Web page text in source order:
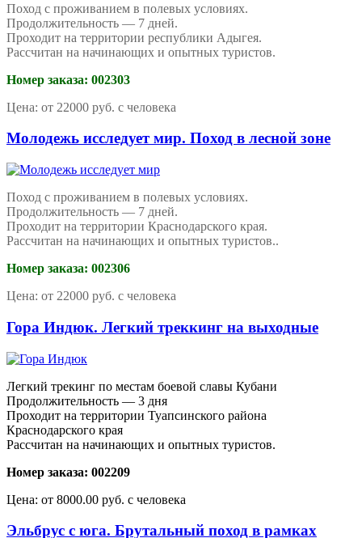
Поход с проживанием в полевых условиях.
Продолжительность — 7 дней.
Проходит на территории республики Адыгея.
Рассчитан на начинающих и опытных туристов.
Номер заказа: 002303
Цена: от 22000 руб. с человека
Молодежь исследует мир. Поход в лесной зоне
Поход с проживанием в полевых условиях.
Продолжительность — 7 дней.
Проходит на территории Краснодарского края.
Рассчитан на начинающих и опытных туристов..
Номер заказа: 002306
Цена: от 22000 руб. с человека
Гора Индюк. Легкий треккинг на выходные
Легкий трекинг по местам боевой славы Кубани
Продолжительность — 3 дня
Проходит на территории Туапсинского района
Краснодарского края
Рассчитан на начинающих и опытных туристов.
Номер заказа: 002209
Цена: от 8000.00 руб. с человека
Эльбрус с юга. Брутальный поход в рамках